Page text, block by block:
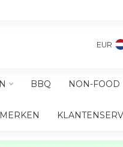
EUR
BBQ NON-FOOD
MERKEN